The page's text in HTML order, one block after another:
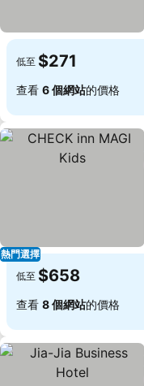
低至 $271
查看 6 個網站的價格
熱門選擇
低至 $658
查看 8 個網站的價格